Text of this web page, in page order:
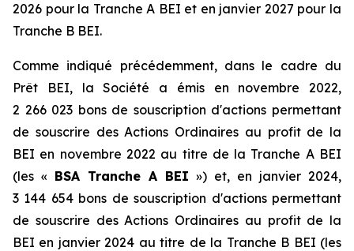
2026 pour la Tranche A BEI et en janvier 2027 pour la
Tranche B BEI.
Comme indiqué précédemment, dans le cadre du
Prêt BEI, la Société a émis en novembre 2022,
2 266 023 bons de souscription d'actions permettant
de souscrire des Actions Ordinaires au profit de la
BEI en novembre 2022 au titre de la Tranche A BEI
(les « BSA Tranche A BEI ») et, en janvier 2024,
3 144 654 bons de souscription d'actions permettant
de souscrire des Actions Ordinaires au profit de la
BEI en janvier 2024 au titre de la Tranche B BEI (les